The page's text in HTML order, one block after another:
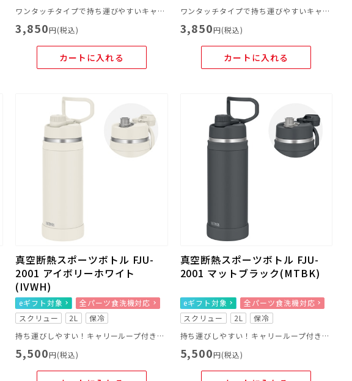
ワンタッチタイプで持ち運びやすいキャリーループ付きのマグ
3,850円(税込)
カートに入れる
ワンタッチタイプで持ち運びやすいキャリーループ付きのマグ
3,850円(税込)
カートに入れる
真空断熱スポーツボトル FJU-
2001 アイボリーホワイト
(IVWH)
eギフト対象
全パーツ食洗機対応
スクリュー
2L
保冷
持ち運びしやすい！キャリーループ付きのスポーツボトル
5,500円(税込)
真空断熱スポーツボトル FJU-
2001 マットブラック(MTBK)
eギフト対象
全パーツ食洗機対応
スクリュー
2L
保冷
持ち運びしやすい！キャリーループ付きのスポーツボトル
5,500円(税込)